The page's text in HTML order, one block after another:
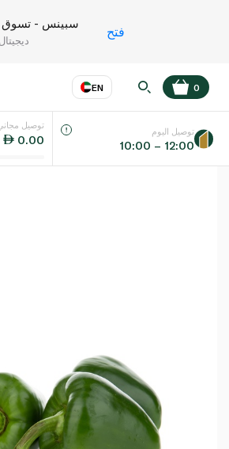
سبينس - تسوق
فتح
EN
اللغة عر
0
توصيل
0.00
توصيل اليوم
10:00 – 12:00